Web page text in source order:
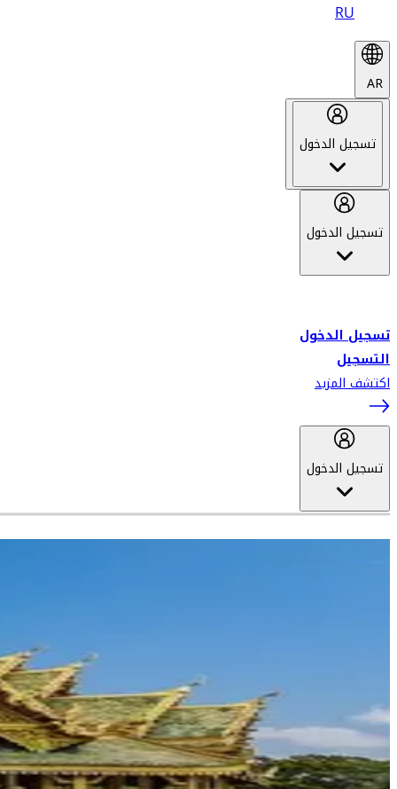
RU
AR
تسجيل الدخول
تسجيل الدخول
تسجيل الدخول
التسجيل
اكتشف المزيد
تسجيل الدخول